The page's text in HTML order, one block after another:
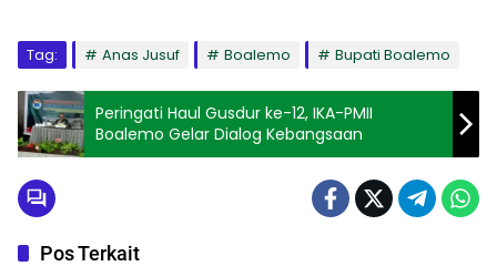
Tag: Anas Jusuf Boalemo Bupati Boalemo
Peringati Haul Gusdur ke-12, IKA-PMII
Boalemo Gelar Dialog Kebangsaan
Pos Terkait